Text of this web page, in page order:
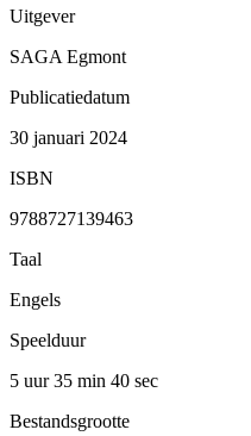
Uitgever
SAGA Egmont
Publicatiedatum
30 januari 2024
ISBN
9788727139463
Taal
Engels
Speelduur
5 uur 35 min 40 sec
Bestandsgrootte